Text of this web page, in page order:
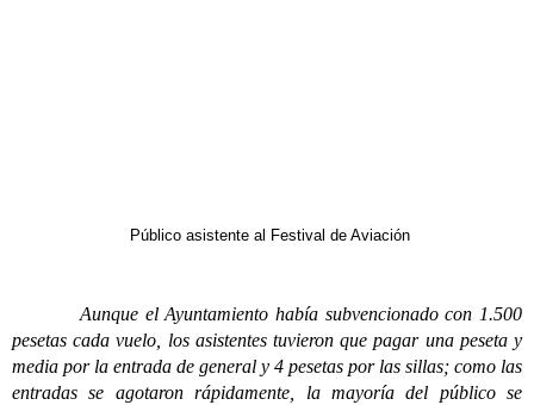
Público asistente al Festival de Aviación
Aunque el Ayuntamiento había subvencionado con 1.500
pesetas cada vuelo, los asistentes tuvieron que pagar una peseta y
media por la entrada de general y 4 pesetas por las sillas; como las
entradas se agotaron rápidamente, la mayoría del público se